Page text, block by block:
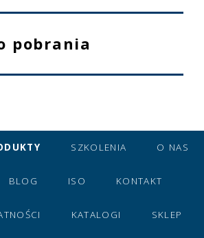
pobrania
SZKOLENIA O NAS
BLOG ISO KONTAKT
KATALOGI SKLEP